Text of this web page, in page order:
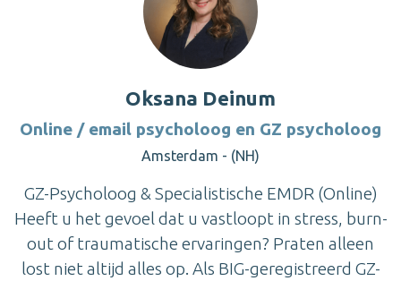
Oksana Deinum
Online / email psycholoog en GZ psycholoog
Amsterdam - (NH)
GZ-Psycholoog & Specialistische EMDR (Online)
Heeft u het gevoel dat u vastloopt in stress, burn-
out of traumatische ervaringen? Praten alleen
lost niet altijd alles op. Als BIG-geregistreerd GZ-